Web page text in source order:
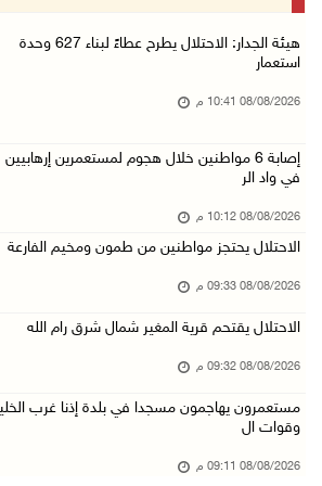
شعراء غزة يوثقون النزوح والفقد بقصائد من
الجامعة العربية الأمريكية تختتم فعاليات تخريج ...
إصابات بالاختناق خلال اقتحام الاحتلال قرية ال
08/آب/2026 05:52 م
الحايك: نقود جهودا وطنية لحماية المواقع الأثر
08/آب/2026 04:50 م
08/آب/2026 04:03 م
هيئة الجدار: الاحتلال يطرح عطاءً لبناء 627 وحدة
استعمار
08/08/2026 10:41 م
إصابة 6 مواطنين خلال هجوم لمستعمرين إرهابيين
في واد الر
08/08/2026 10:12 م
الاحتلال يحتجز مواطنين من طمون ومخيم الفارعة
08/08/2026 09:33 م
الاحتلال يقتحم قرية المغير شمال شرق رام الله
08/08/2026 09:32 م
مستعمرون يهاجمون مسجدا في بلدة إذنا غرب
وقوات ال
08/08/2026 09:11 م